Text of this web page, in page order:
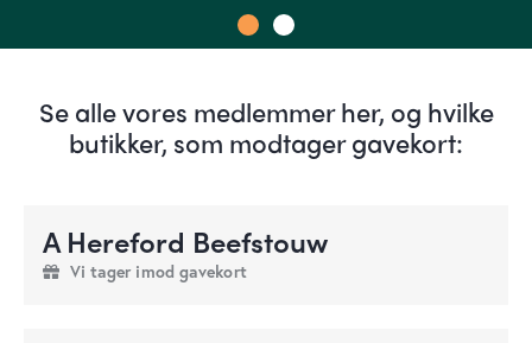
Se alle vores medlemmer her, og hvilke
butikker, som modtager gavekort:
A Hereford Beefstouw
Vi tager imod gavekort